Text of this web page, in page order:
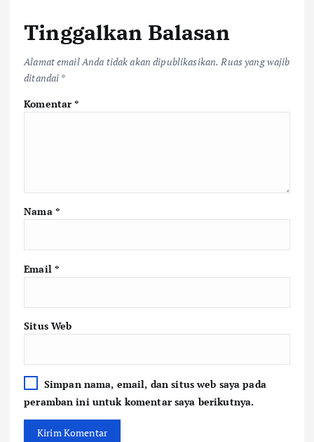
Tinggalkan Balasan
Alamat email Anda tidak akan dipublikasikan. Ruas yang wajib
ditandai *
Komentar*
Nama *
Email *
Situs Web
Simpan nama, email, dan situs web saya pada
peramban ini untuk komentar saya berikutnya.